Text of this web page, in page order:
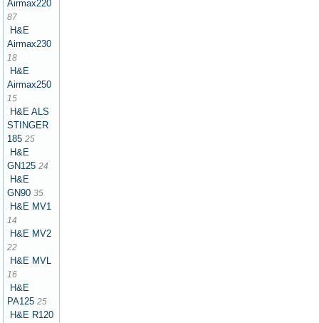
Airmax220
87
H&E
Airmax230
18
H&E
Airmax250
15
H&E ALS
STINGER
185 25
H&E
GN125 24
H&E
GN90 35
H&E MV1
14
H&E MV2
22
H&E MVL
16
H&E
PA125 25
H&E R120